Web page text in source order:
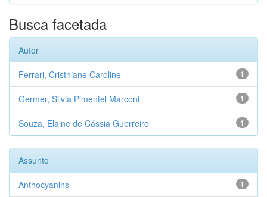
Busca facetada
Autor
1
Ferrari, Cristhiane Caroline
1
Germer, Silvia Pimentel Marconi
1
Souza, Elaine de Cássia Guerreiro
Assunto
1
Anthocyanins